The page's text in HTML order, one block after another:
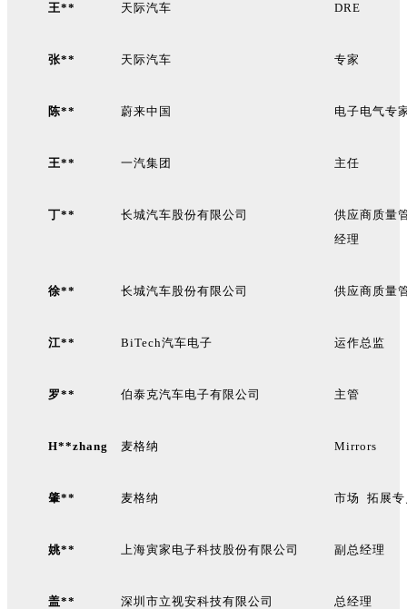
王** 天际汽车 DRE
张** 天际汽车 专家
陈** 蔚来中国 电子电气专
王** 一汽集团 主任
丁** 长城汽车股份有限公司
供应商质量
经理
徐** 长城汽车股份有限公司 供应商质量
江** BiTech汽车电子 运作总监
罗** 伯泰克汽车电子有限公司 主管
H**zhang 麦格纳 Mirrors
肇** 麦格纳 市场 拓展专
姚** 上海寅家电子科技股份有限公司 副总经理
盖** 深圳市立视安科技有限公司 总经理